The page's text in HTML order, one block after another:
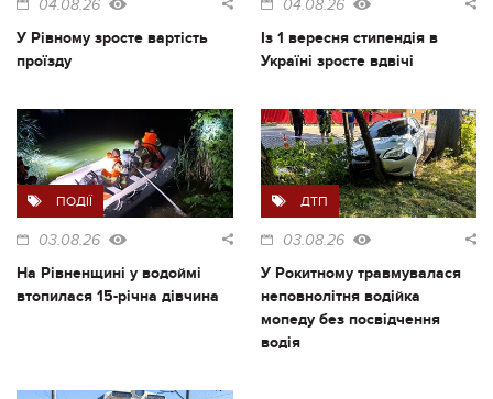
04.08.26
У Рівному зросте вартість
проїзду
04.08.26
Із 1 вересня стипендія в
Україні зросте вдвічі
ПОДІЇ
03.08.26
На Рівненщині у водоймі
втопилася 15-річна дівчина
ДТП
03.08.26
У Рокитному травмувалася
неповнолітня водійка
мопеду без посвідчення
водія